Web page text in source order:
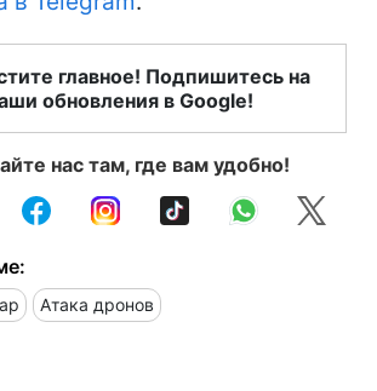
главное! Подпишитесь на
обновления в Google!
нас там, где вам удобно!
Атака дронов